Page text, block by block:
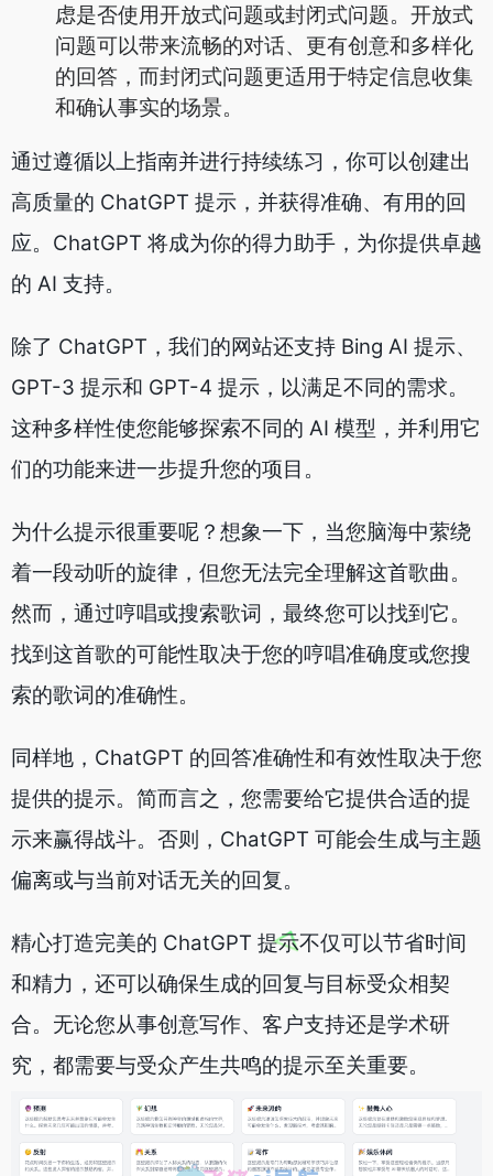
虑是否使用开放式问题或封闭式问题。开放式
问题可以带来流畅的对话、更有创意和多样化
的回答，而封闭式问题更适用于特定信息收集
和确认事实的场景。
通过遵循以上指南并进行持续练习，你可以创建出
高质量的 ChatGPT 提示，并获得准确、有用的回
应。ChatGPT 将成为你的得力助手，为你提供卓越
的 AI 支持。
除了 ChatGPT，我们的网站还支持 Bing AI 提示、
GPT-3 提示和 GPT-4 提示，以满足不同的需求。
这种多样性使您能够探索不同的 AI 模型，并利用它
们的功能来进一步提升您的项目。
为什么提示很重要呢？想象一下，当您脑海中萦绕
着一段动听的旋律，但您无法完全理解这首歌曲。
然而，通过哼唱或搜索歌词，最终您可以找到它。
找到这首歌的可能性取决于您的哼唱准确度或您搜
索的歌词的准确性。
同样地，ChatGPT 的回答准确性和有效性取决于您
提供的提示。简而言之，您需要给它提供合适的提
示来赢得战斗。否则，ChatGPT 可能会生成与主题
偏离或与当前对话无关的回复。
精心打造完美的 ChatGPT 提示不仅可以节省时间
和精力，还可以确保生成的回复与目标受众相契
合。无论您从事创意写作、客户支持还是学术研
究，都需要与受众产生共鸣的提示至关重要。